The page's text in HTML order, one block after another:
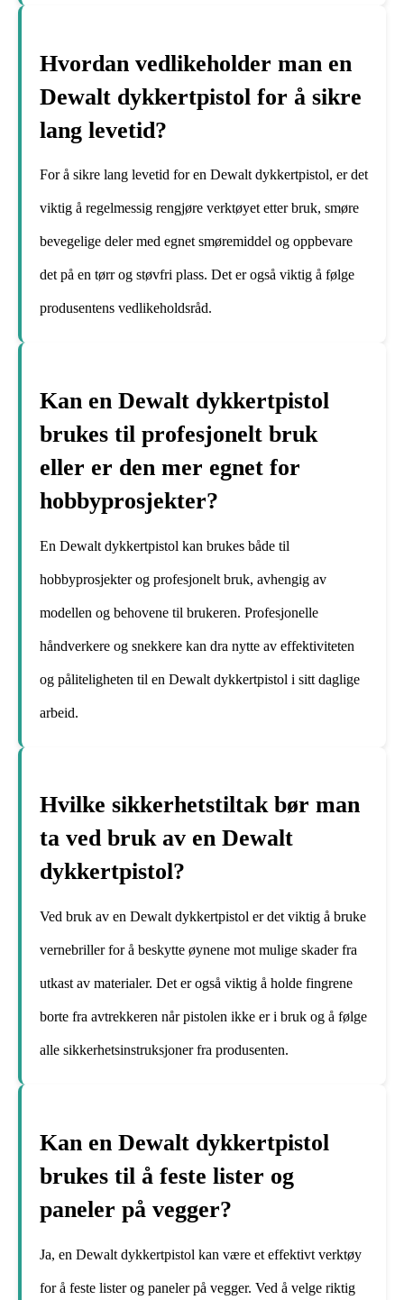
Hvordan vedlikeholder man en
Dewalt dykkertpistol for å sikre
lang levetid?
For å sikre lang levetid for en Dewalt dykkertpistol, er det
viktig å regelmessig rengjøre verktøyet etter bruk, smøre
bevegelige deler med egnet smøremiddel og oppbevare
det på en tørr og støvfri plass. Det er også viktig å følge
produsentens vedlikeholdsråd.
Kan en Dewalt dykkertpistol
brukes til profesjonelt bruk
eller er den mer egnet for
hobbyprosjekter?
En Dewalt dykkertpistol kan brukes både til
hobbyprosjekter og profesjonelt bruk, avhengig av
modellen og behovene til brukeren. Profesjonelle
håndverkere og snekkere kan dra nytte av effektiviteten
og påliteligheten til en Dewalt dykkertpistol i sitt daglige
arbeid.
Hvilke sikkerhetstiltak bør man
ta ved bruk av en Dewalt
dykkertpistol?
Ved bruk av en Dewalt dykkertpistol er det viktig å bruke
vernebriller for å beskytte øynene mot mulige skader fra
utkast av materialer. Det er også viktig å holde fingrene
borte fra avtrekkeren når pistolen ikke er i bruk og å følge
alle sikkerhetsinstruksjoner fra produsenten.
Kan en Dewalt dykkertpistol
brukes til å feste lister og
paneler på vegger?
Ja, en Dewalt dykkertpistol kan være et effektivt verktøy
for å feste lister og paneler på vegger. Ved å velge riktig